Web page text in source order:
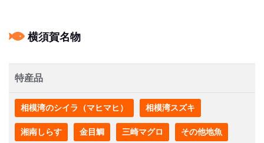
横須賀名物
特産品
相模湾のシイラ（マヒマヒ） 相模湾スズキ
湘南しらす 金目鯛 三崎マグロ その他地魚